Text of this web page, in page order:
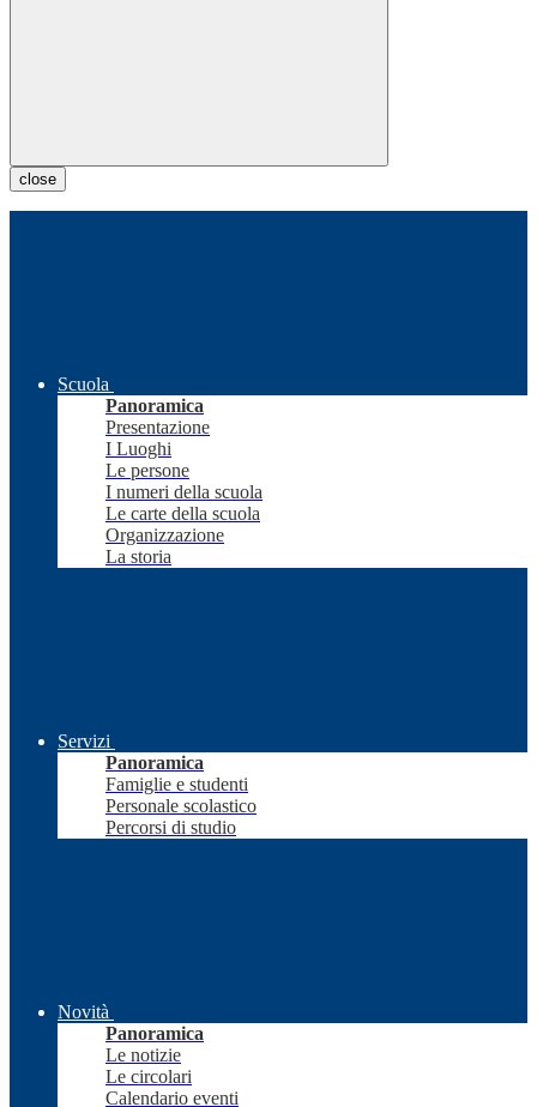
close
Scuola
Panoramica
Presentazione
I Luoghi
Le persone
I numeri della scuola
Le carte della scuola
Organizzazione
La storia
Servizi
Panoramica
Famiglie e studenti
Personale scolastico
Percorsi di studio
Novità
Panoramica
Le notizie
Le circolari
Calendario eventi